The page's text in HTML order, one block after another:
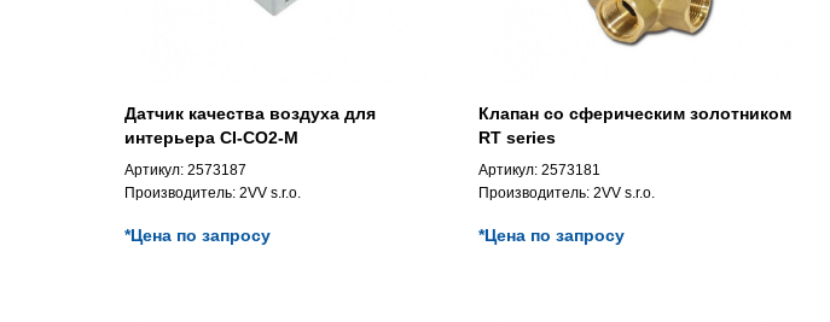
Датчик качества воздуха для
интерьера CI-CO2-M
Артикул: 2573187
Производитель: 2VV s.r.o.
*Цена по запросу
Клапан со сферическим золотником
RT series
Артикул: 2573181
Производитель: 2VV s.r.o.
*Цена по запросу